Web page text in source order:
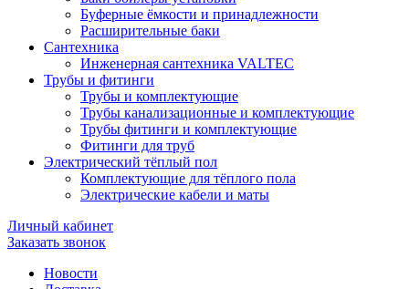
Буферные ёмкости и принадлежности
Расширительные баки
Сантехника
Инженерная сантехника VALTEC
Трубы и фитинги
Трубы и комплектующие
Трубы канализационные и комплектующие
Трубы фитинги и комплектующие
Фитинги для труб
Электрический тёплый пол
Комплектующие для тёплого пола
Электрические кабели и маты
Личный кабинет
Заказать звонок
Новости